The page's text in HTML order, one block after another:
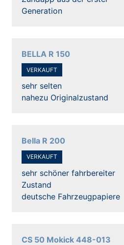
Generation
BELLA R 150
VERKAUFT
sehr selten
nahezu Originalzustand
Bella R 200
VERKAUFT
sehr schöner fahrbereiter
Zustand
deutsche Fahrzeugpapiere
CS 50 Mokick 448-013